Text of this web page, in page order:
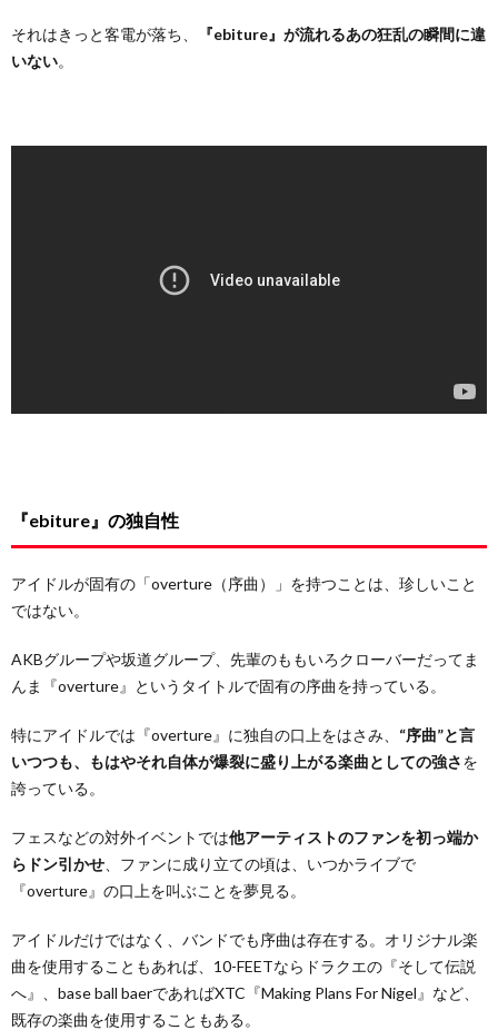
それはきっと客電が落ち、
『ebiture』が流れるあの狂乱の瞬間に違
いない。
『ebiture』の独自性
アイドルが固有の「overture（序曲）」を持つことは、珍しいこと
ではない。
AKBグループや坂道グループ、先輩のももいろクローバーだってま
んま『overture』というタイトルで固有の序曲を持っている。
特にアイドルでは『overture』に独自の口上をはさみ、 “序曲”と言
いつつも、もはやそれ自体が爆裂に盛り上がる楽曲としての強さを
誇っている。
フェスなどの対外イベントでは他アーティストのファンを初っ端か
らドン引かせ 、ファンに成り立ての頃は、いつかライブで
『overture』の口上を叫ぶことを夢見る。
アイドルだけではなく、バンドでも序曲は存在する。オリジナル楽
曲を使用することもあれば、10-FEETならドラクエの『そして伝説
へ』、base ball baerであればXTC『Making Plans For Nigel』など、
既存の楽曲を使用することもある。